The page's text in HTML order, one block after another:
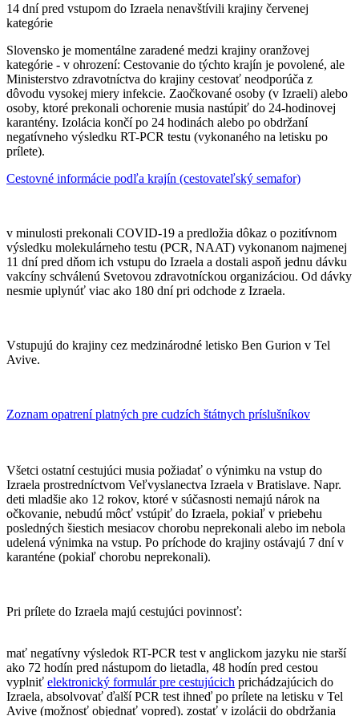
14 dní pred vstupom do Izraela nenavštívili krajiny červenej
kategórie
Slovensko je momentálne zaradené medzi krajiny oranžovej
kategórie - v ohrození: Cestovanie do týchto krajín je povolené, ale
Ministerstvo zdravotníctva do krajiny cestovať neodporúča z
dôvodu vysokej miery infekcie. Zaočkované osoby (v Izraeli) alebo
osoby, ktoré prekonali ochorenie musia nastúpiť do 24-hodinovej
karantény. Izolácia končí po 24 hodinách alebo po obdržaní
negatívneho výsledku RT-PCR testu (vykonaného na letisku po
prílete).
Cestovné informácie podľa krajín (cestovateľský semafor)
v minulosti prekonali COVID-19 a predložia dôkaz o pozitívnom
výsledku molekulárneho testu (PCR, NAAT) vykonanom najmenej
11 dní pred dňom ich vstupu do Izraela a dostali aspoň jednu dávku
vakcíny schválenú Svetovou zdravotníckou organizáciou. Od dávky
nesmie uplynúť viac ako 180 dní pri odchode z Izraela.
Vstupujú do krajiny cez medzinárodné letisko Ben Gurion v Tel
Avive.
Zoznam opatrení platných pre cudzích štátnych príslušníkov
Všetci ostatní cestujúci musia požiadať o výnimku na vstup do
Izraela prostredníctvom Veľvyslanectva Izraela v Bratislave. Napr.
deti mladšie ako 12 rokov, ktoré v súčasnosti nemajú nárok na
očkovanie, nebudú môcť vstúpiť do Izraela, pokiaľ v priebehu
posledných šiestich mesiacov chorobu neprekonali alebo im nebola
udelená výnimka na vstup. Po príchode do krajiny ostávajú 7 dní v
karanténe (pokiaľ chorobu neprekonali).
Pri prílete do Izraela majú cestujúci povinnosť:
mať negatívny výsledok RT-PCR test v anglickom jazyku nie starší
ako 72 hodín pred nástupom do lietadla, 48 hodín pred cestou
vyplniť elektronický formulár pre cestujúcich prichádzajúcich do
Izraela, absolvovať ďalší PCR test ihneď po prílete na letisku v Tel
Avive (možnosť objednať vopred). zostať v izolácii do obdržania